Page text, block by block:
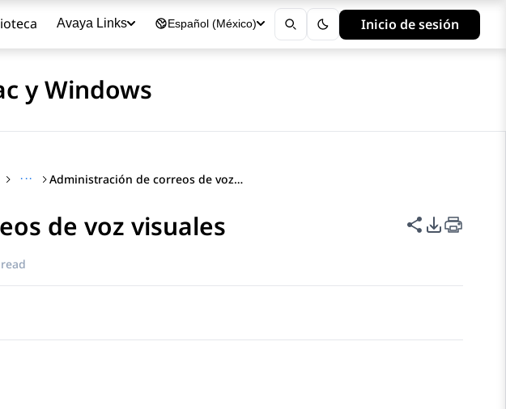
Avaya Links Español (México) Inicio de sesión
y Windows
··· Administración de correos de voz visuales
de voz visuales Compartir
Opciones